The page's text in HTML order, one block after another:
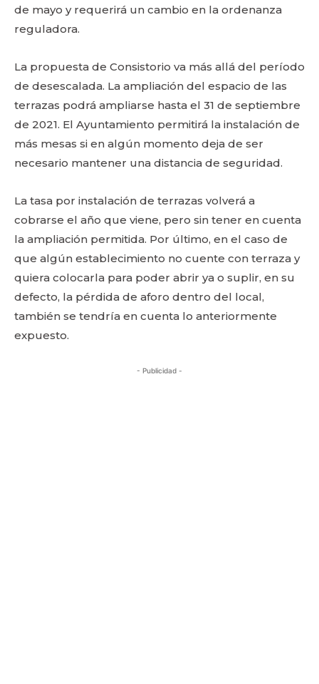
de mayo y requerirá un cambio en la ordenanza
reguladora.
La propuesta de Consistorio va más allá del período
de desescalada. La ampliación del espacio de las
terrazas podrá ampliarse hasta el 31 de septiembre
de 2021. El Ayuntamiento permitirá la instalación de
más mesas si en algún momento deja de ser
necesario mantener una distancia de seguridad.
La tasa por instalación de terrazas volverá a
cobrarse el año que viene, pero sin tener en cuenta
la ampliación permitida. Por último, en el caso de
que algún establecimiento no cuente con terraza y
quiera colocarla para poder abrir ya o suplir, en su
defecto, la pérdida de aforo dentro del local,
también se tendría en cuenta lo anteriormente
expuesto.
- Publicidad -